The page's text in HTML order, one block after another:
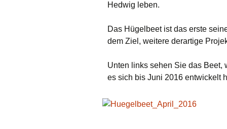
Hedwig leben.
Das Hügelbeet ist das erste
dem Ziel, weitere derartige
Unten links sehen Sie das Beet,
es sich bis Juni 2016 entwickelt